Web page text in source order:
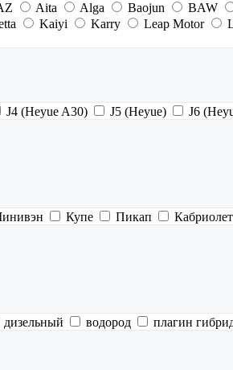
Aita Alga Baojun BAW
Kaiyi Karry Leap Motor
J4 (Heyue A30) J5 (Heyue) J6
Купе Пикап Кабриолет
дизельный водород плагин